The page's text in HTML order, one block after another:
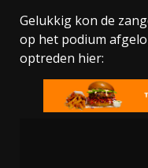
Gelukkig kon de
op het podium
optreden hier: